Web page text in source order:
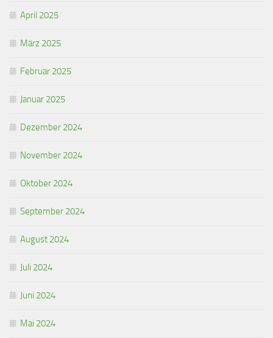
April 2025
März 2025
Februar 2025
Januar 2025
Dezember 2024
November 2024
Oktober 2024
September 2024
August 2024
Juli 2024
Juni 2024
Mai 2024